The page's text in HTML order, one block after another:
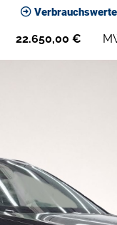
Verbrauchswerte
22.650,00 €